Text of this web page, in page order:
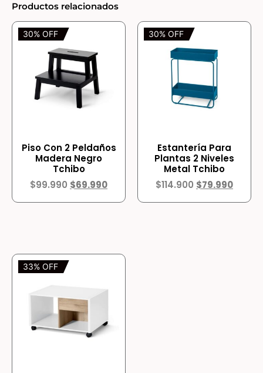
Productos relacionados
30% OFF
Piso Con 2 Peldaños
Madera Negro
Tchibo
$99.990 $69.990
30% OFF
Estantería Para
Plantas 2 Niveles
Metal Tchibo
$114.900 $79.990
33% OFF